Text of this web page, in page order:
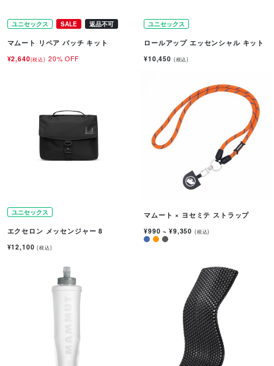
ユニセックス SALE 返品不可
マムート リペア パッチ キット
¥2,640(税込) 20% OFF
ユニセックス
ロールアップ エッセンシャル キット
¥10,450 (税込)
ユニセックス
エクセロン メッセンジャー 8
¥12,100(税込)
マムート × ヨセミテ ストラップ
¥990~ ¥9,350 (税込)